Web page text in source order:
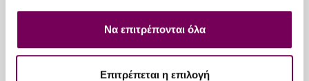
Να επιτρέπονται όλα
Επιτρέπεται η επιλογή
Customer Service